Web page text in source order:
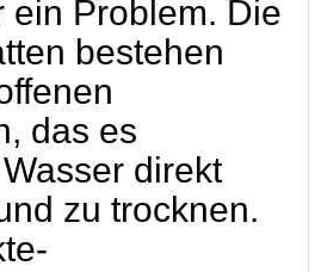
ein Problem. Die
bestehen
das es
direkt
zu trocknen.